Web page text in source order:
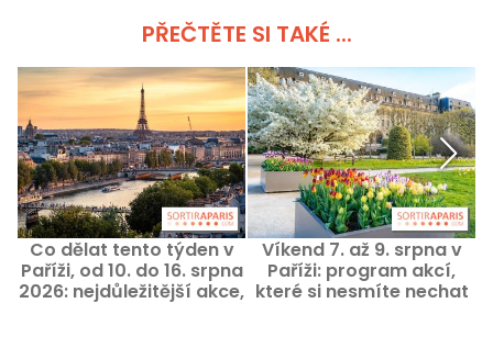
PŘEČTĚTE SI TAKÉ ...
Co dělat tento týden v
Paříži, od 10. do 16. srpna
2026: nejdůležitější akce,
Víkend 7. až 9. srpna v
Paříži: program akcí,
které si nesmíte nechat